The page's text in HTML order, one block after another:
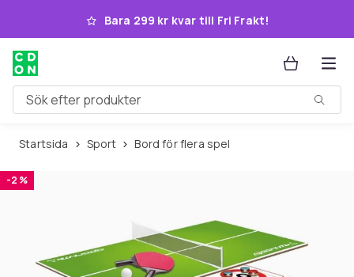
Hoppa till huvudinnehållet
Bara 299 kr kvar till Fri Frakt!
Sök efter produkter
Startsida Sport Bord för flera spel
-2 %